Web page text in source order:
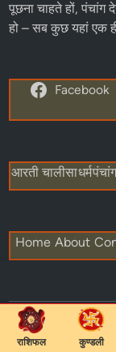
पूछना चाहते हों, पंचांग
हो – सब कुछ यहां एक
Facebook
आरती चालीसाधर्मपंचांग
Home About
Copyright © 2026
राशिफल कुण्डली